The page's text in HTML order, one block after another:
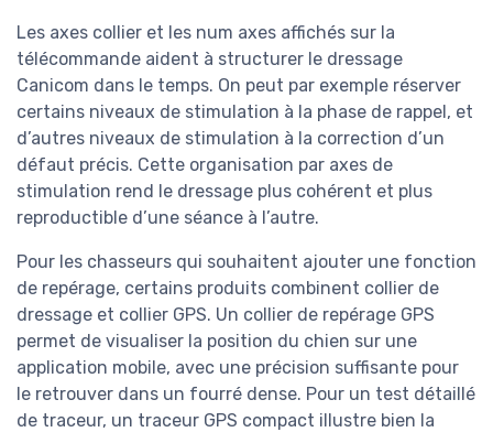
Les axes collier et les num axes affichés sur la
télécommande aident à structurer le dressage
Canicom dans le temps. On peut par exemple réserver
certains niveaux de stimulation à la phase de rappel, et
d’autres niveaux de stimulation à la correction d’un
défaut précis. Cette organisation par axes de
stimulation rend le dressage plus cohérent et plus
reproductible d’une séance à l’autre.
Pour les chasseurs qui souhaitent ajouter une fonction
de repérage, certains produits combinent collier de
dressage et collier GPS. Un collier de repérage GPS
permet de visualiser la position du chien sur une
application mobile, avec une précision suffisante pour
le retrouver dans un fourré dense. Pour un test détaillé
de traceur, un traceur GPS compact illustre bien la